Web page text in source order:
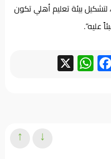
لتشكيل بيئة تعليم أهلي تكون
عليه”.
Facebook
WhatsApp
↓
↑